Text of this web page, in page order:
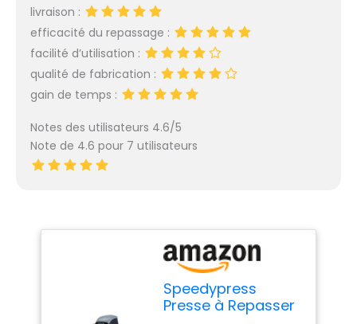
livraison :
efficacité du repassage :
facilité d’utilisation :
qualité de fabrication :
gain de temps :
Notes des utilisateurs 4.6/5
Note de 4.6 pour 7 utilisateurs
Speedypress
Presse à Repasser